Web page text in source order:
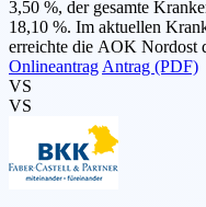
3,50 %, der gesamte
18,10 %. Im aktuellen
erreichte die AOK Nordost
Onlineantrag Antrag (PDF)
VS
VS